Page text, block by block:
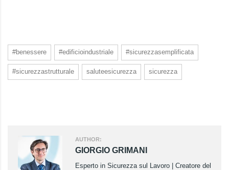
#benessere #edificioindustriale #sicurezzasemplificata
#sicurezzastrutturale saluteesicurezza sicurezza
AUTHOR:
GIORGIO GRIMANI
Esperto in Sicurezza sul Lavoro | Creatore del